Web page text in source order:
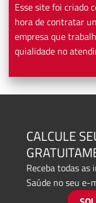
Esse site foi criado
hora de contratar
empresa que
quialidade no
CALCULE
Receba todas as
Saúde no seu e-